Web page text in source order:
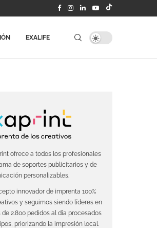
EXALIFE
ofrece a todos los profesionales
de soportes publicitarios y de
personalizables.
innovador de imprenta 100%
y seguimos siendo líderes en
2.800 pedidos al día procesados
priorizando la impresión local.